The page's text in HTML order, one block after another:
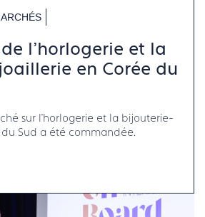
l'horlogerie et la
en Corée du
sur l'horlogerie et la bijouterie-
Sud a été commandée.